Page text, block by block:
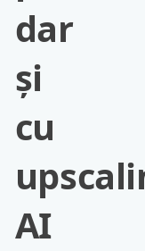
dar
și
cu
AI